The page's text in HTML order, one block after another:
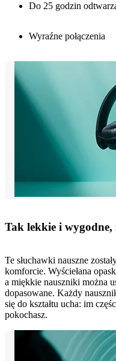
Do 25 godzin
Wyraźne połączenia
Tak lekkie i wygodne,
Te słuchawki nauszne
komforcie. Wyściełana
a miękkie nauszniki można
dopasowane. Każdy
się do kształtu ucha: im
pokochasz.